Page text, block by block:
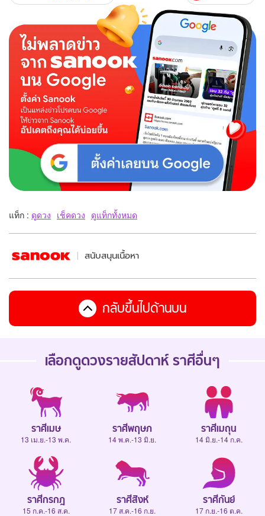
แท็ก : ดูดวง เช็คดวง ดูแท็กทั้งหมด
สนับสนุนเนื้อหา
กลับขึ้นไปด้านบน
เลือกดูดวงรายสัปดาห์ ราศีอื่นๆ
ราศีเมษ
13 เม.ย.-13 พ.ค.
ราศีพฤษภ
14 พ.ค.-13 มิ.ย.
ราศีเมถุน
14 มิ.ย.-14 ก.ค.
ราศีกรกฎ
15 ก.ค.-16 ส.ค.
ราศีสิงห์
17 ส.ค.-16 ก.ย.
ราศีกันย์
17 ก.ย.-16 ต.ค.